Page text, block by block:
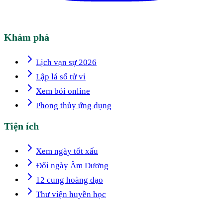
Khám phá
Lịch vạn sự 2026
Lập lá số tử vi
Xem bói online
Phong thủy ứng dụng
Tiện ích
Xem ngày tốt xấu
Đổi ngày Âm Dương
12 cung hoàng đạo
Thư viện huyền học